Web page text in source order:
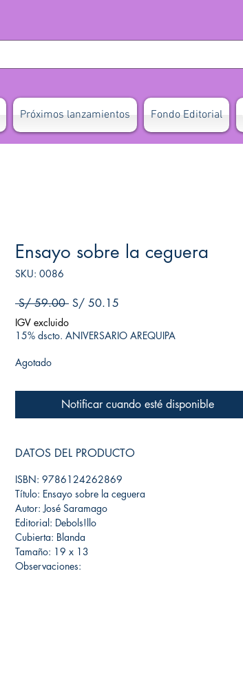
Próximos lanzamientos Fondo Editorial
Ensayo sobre la ceguera
SKU: 0086
S/ 59.00 Precio
S/ 50.15
IGV excluido
15% dscto. ANIVERSARIO AREQUIPA
Agotado
Notificar cuando esté disponible
DATOS DEL PRODUCTO
ISBN: 9786124262869
Título: Ensayo sobre la ceguera
Autor: José Saramago
Editorial: Debols!llo
Cubierta: Blanda
Tamaño: 19 x 13
Observaciones: